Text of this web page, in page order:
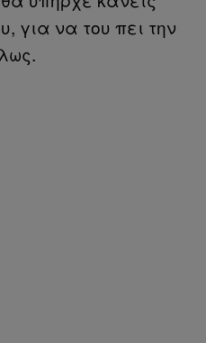
για να του πει την